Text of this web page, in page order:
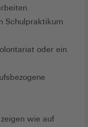
Schulpraktikum
oder ein
wie auf